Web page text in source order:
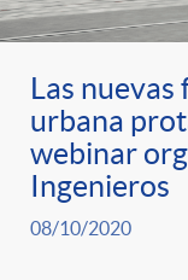
Las
urbana
webinar
Ingenieros
08/10/2020